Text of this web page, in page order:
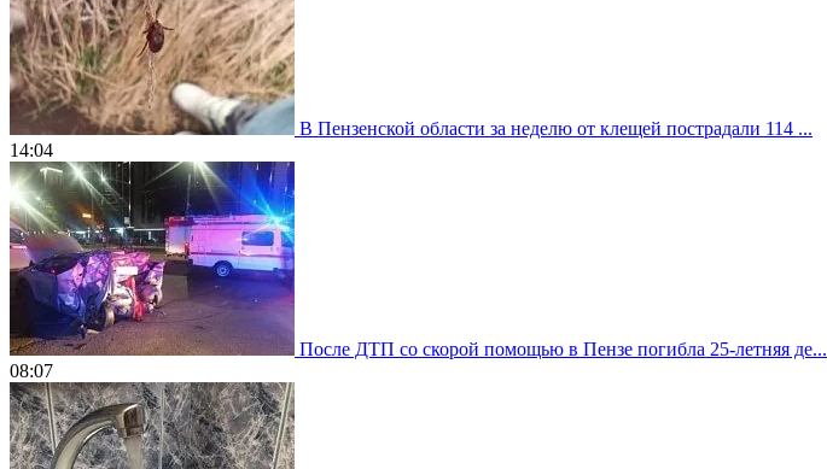
В Пензенской области за неделю от клещей пострадали 114 ...
14:04
После ДТП со скорой помощью в Пензе погибла 25-летняя де...
08:07